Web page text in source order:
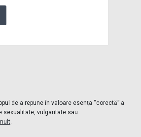
de a repune în valoare esența “corectă” a
sexualitate, vulgaritate sau